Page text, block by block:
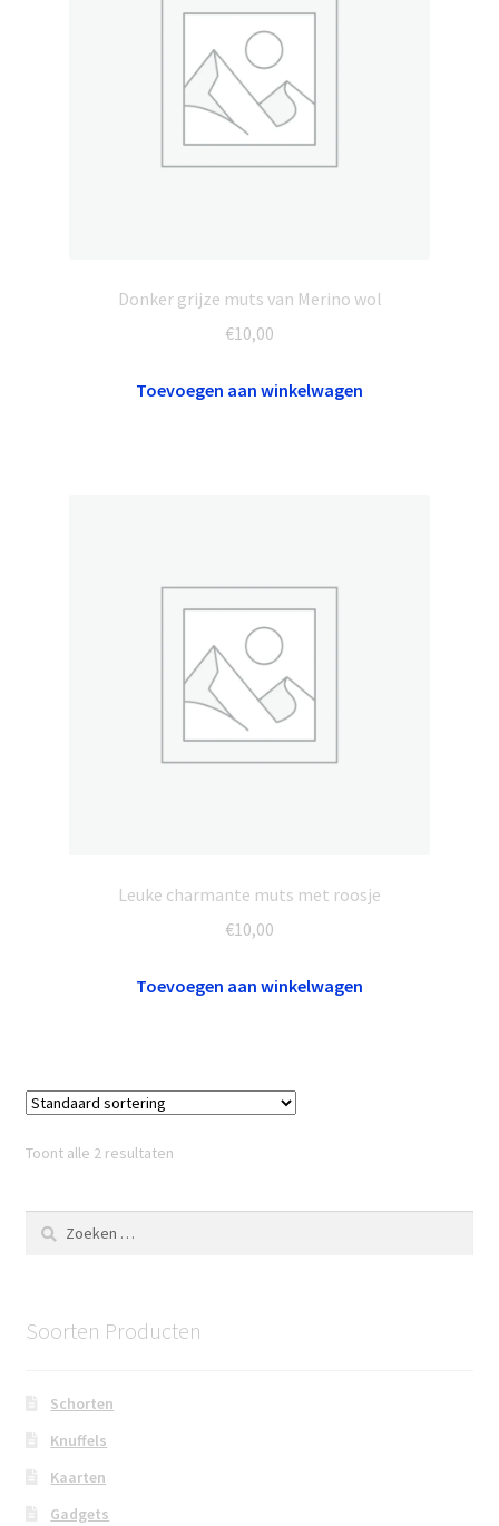
Donker grijze muts van Merino wol
€10,00
Toevoegen aan winkelwagen
Leuke charmante muts met roosje
€10,00
Toevoegen aan winkelwagen
Toont alle 2 resultaten
Zoeken
naar:
Soorten Producten
Schorten
Knuffels
Kaarten
Gadgets